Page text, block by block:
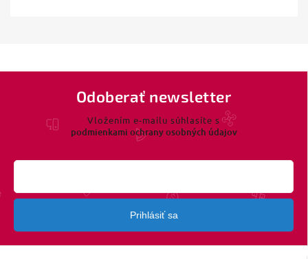
Odoberať newsletter
Vložením e-mailu súhlasíte s
podmienkami ochrany osobných údajov
Prihlásiť sa